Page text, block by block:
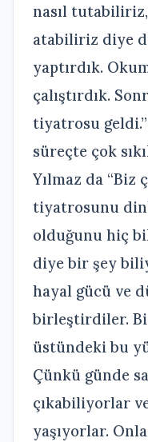
nasıl
atabiliriz diye
yaptırdık.
çalıştırdık.
tiyatrosu
süreçte çok
Yılmaz da “Biz
tiyatrosunu
olduğunu hiç
diye bir şey
hayal gücü ve
birleştirdiler.
üstündeki bu
Çünkü günde
çıkabiliyorlar
yaşıyorlar.